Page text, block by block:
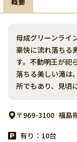
母成グリーンライ
豪快に流れ落ちる
す。不動明王が祀
落ちる美しい滝は
所でもあり、見頃
〒969-3100 福島
有り：10台